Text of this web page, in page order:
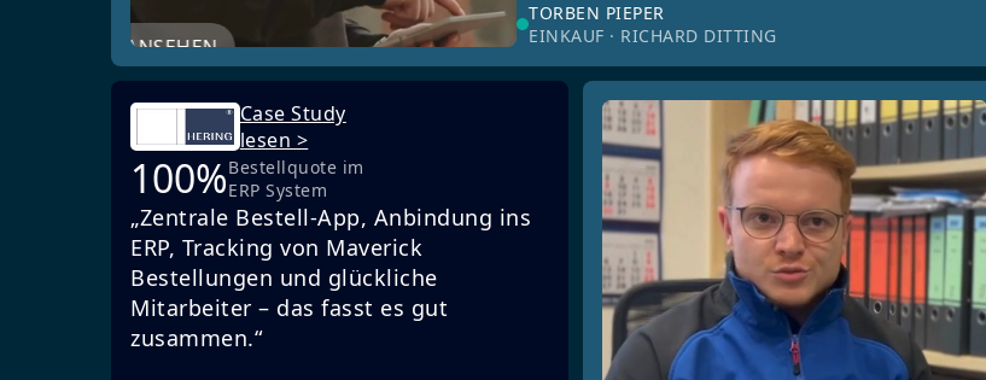
JETZT ANSEHEN
TORBEN PIEPER
EINKAUF · RICHARD DITTING
Case Study
lesen >
100%Bestellquote im
ERP System
„Zentrale Bestell-App, Anbindung ins
ERP, Tracking von Maverick
Bestellungen und glückliche
Mitarbeiter – das fasst es gut
zusammen.“